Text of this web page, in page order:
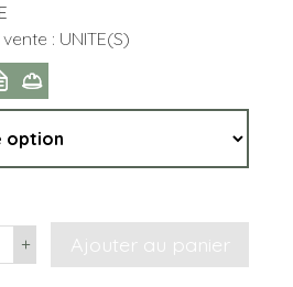
: UNITE(S)
+ Ajouter au panier